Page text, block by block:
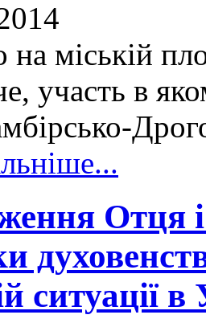
на міській
участь в
Отця
ситуації в